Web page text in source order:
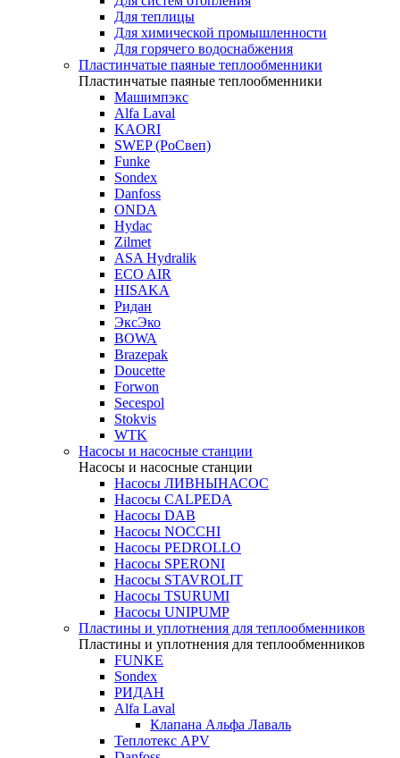
Для теплицы
Для химической промышленности
Для горячего водоснабжения
Пластинчатые паяные теплообменники
Пластинчатые паяные теплообменники
Машимпэкс
Alfa Laval
KAORI
SWEP (РоСвеп)
Funke
Sondex
Danfoss
ONDA
Hydac
Zilmet
ASA Hydralik
ECO AIR
HISAKA
Ридан
ЭксЭко
BOWA
Brazepak
Doucette
Forwon
Secespol
Stokvis
WTK
Насосы и насосные станции
Насосы и насосные станции
Насосы ЛИВНЫНАСОС
Насосы CALPEDA
Насосы DAB
Насосы NOCCHI
Насосы PEDROLLO
Насосы SPERONI
Насосы STAVROLIT
Насосы TSURUMI
Насосы UNIPUMP
Пластины и уплотнения для теплообменников
Пластины и уплотнения для теплообменников
FUNKE
Sondex
РИДАН
Alfa Laval
Клапана Альфа Лаваль
Теплотекс APV